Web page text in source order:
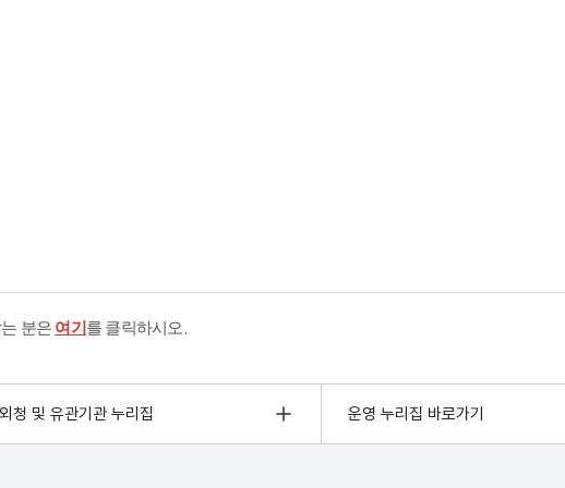
분은 여기를 클릭하시오.
외청 및 유관기관 누리집 운영 누리집 바로가기